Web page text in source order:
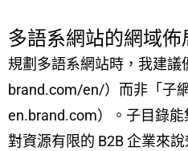
多語系網站的網域佈
規劃多語系網站時，我建議
brand.com/en/）而非「子
en.brand.com）。子目錄能
對資源有限的 B2B 企業來